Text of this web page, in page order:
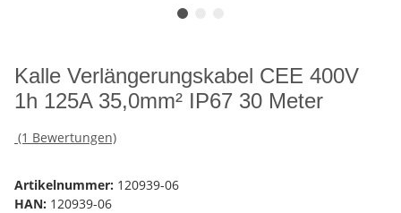
Kalle Verlängerungskabel CEE 400V
1h 125A 35,0mm² IP67 30 Meter
(1 Bewertungen)
Artikelnummer: 120939-06
HAN: 120939-06